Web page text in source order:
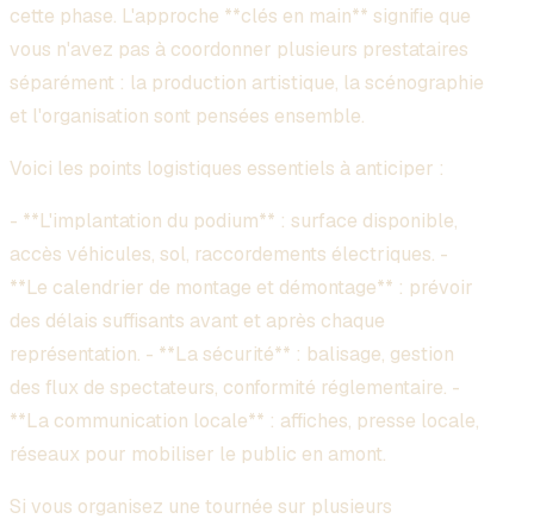
cette phase. L'approche **clés en main** signifie que
vous n'avez pas à coordonner plusieurs prestataires
séparément : la production artistique, la scénographie
et l'organisation sont pensées ensemble.
Voici les points logistiques essentiels à anticiper :
- **L'implantation du podium** : surface disponible,
accès véhicules, sol, raccordements électriques. -
**Le calendrier de montage et démontage** : prévoir
des délais suffisants avant et après chaque
représentation. - **La sécurité** : balisage, gestion
des flux de spectateurs, conformité réglementaire. -
**La communication locale** : affiches, presse locale,
réseaux pour mobiliser le public en amont.
Si vous organisez une tournée sur plusieurs